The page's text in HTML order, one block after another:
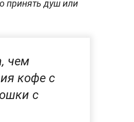
принять душ или
чем
кофе с
с